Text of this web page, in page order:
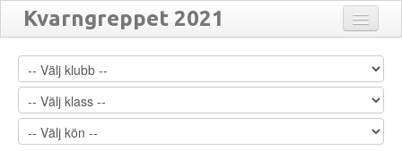
Kvarngreppet 2021
Anmälda
Matcher
Resultat